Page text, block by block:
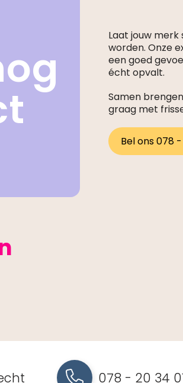
Laat jouw
worden. Onze
een goed
écht opvalt.
Samen
graag met
Bel ons 078
078 - 20 34